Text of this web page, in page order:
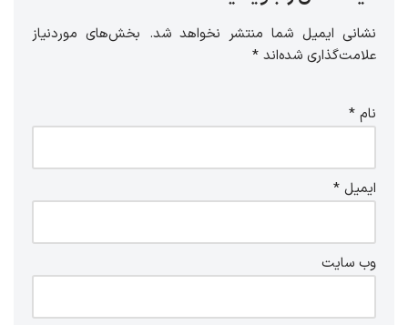
نشانی ایمیل شما منتشر نخواهد شد. بخش‌های موردنیاز
علامت‌گذاری شده‌اند *
نام *
ایمیل *
وب‌ سایت